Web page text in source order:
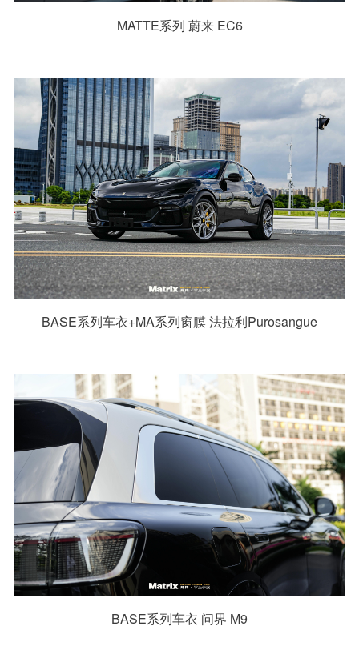
MATTE系列 蔚来 EC6
BASE系列车衣+MA系列窗膜 法拉利Purosangue
BASE系列车衣 问界 M9